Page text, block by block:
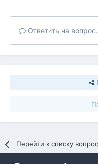
Ответить на
Перейти к списку